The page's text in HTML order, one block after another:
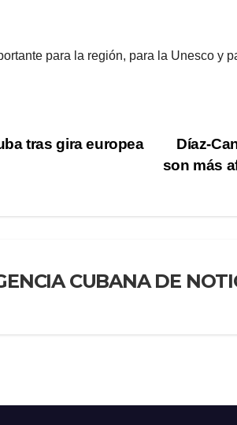
para la región, para la Unesco y
Díaz-
son más
tras gira europea
CUBANA DE